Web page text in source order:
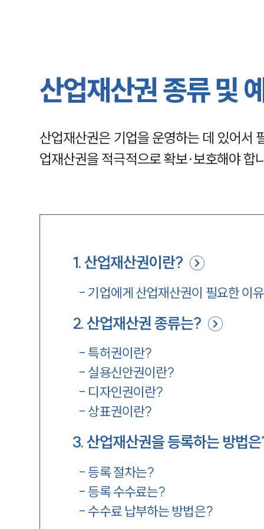
산업재산권 종류 및
산업재산권은 기업을 운영하는 데 있어서
업재산권을 적극적으로 확보·보호해야 합
1.산업재산권이란?
- 기업에게 산업재산권이 필요한 이
2.산업재산권 종류는?
- 특허권이란?
- 실용신안권이란?
- 디자인권이란?
- 상표권이란?
3.산업재산권을 등록하는 방법
- 등록 절차는?
- 등록 수수료는?
- 수수료 납부하는 방법은?